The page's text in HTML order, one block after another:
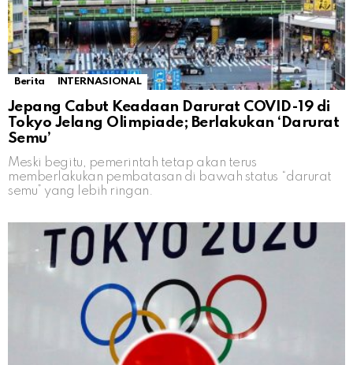
Berita INTERNASIONAL
Jepang Cabut Keadaan Darurat COVID-19 di
Tokyo Jelang Olimpiade; Berlakukan ‘Darurat
Semu’
Meski begitu, pemerintah tetap akan terus
memberlakukan pembatasan di bawah status “darurat
semu” yang lebih ringan.